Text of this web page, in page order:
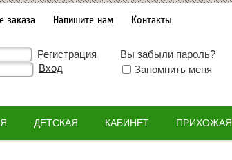
заказа Напишите нам Контакты
Регистрация
Вы забыли пароль?
Запомнить меня
ДЕТСКАЯ КАБИНЕТ ПРИХОЖАЯ